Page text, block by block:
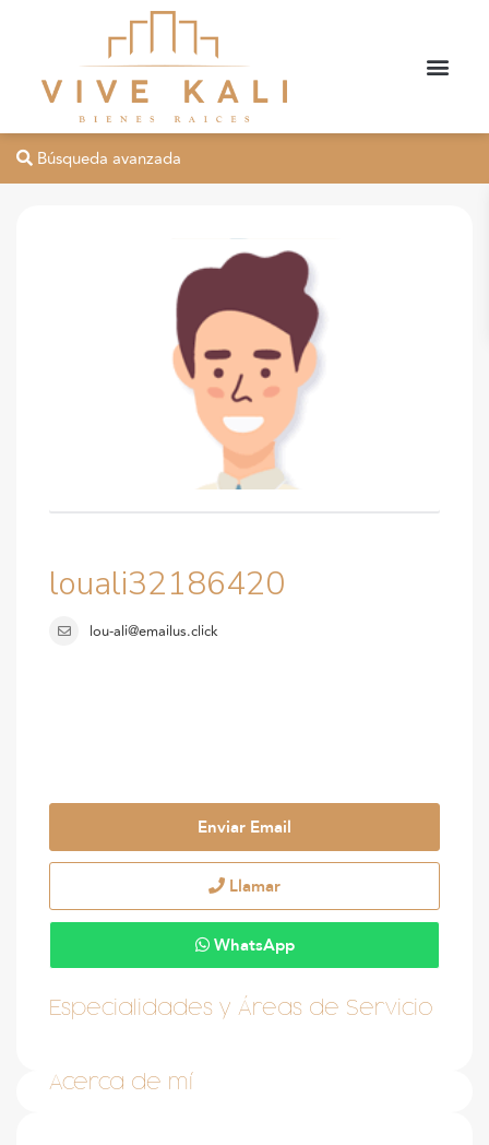
Búsqueda avanzada
louali32186420
lou-ali@emailus.click
Enviar Email
Llamar
WhatsApp
Especialidades y Áreas de Servicio
Acerca de mí